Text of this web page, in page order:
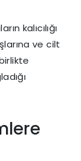
kalıcılığı
ve cilt